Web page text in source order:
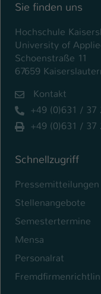
Sie finden uns
Hochschule
University of
Schoenstraße 11
67659
Kontakt
+49 (0)631 / 37
+49 (0)631 / 37
Schnellzugriff
Pressemitteilungen
Stellenangebote
Semestertermine
Mensa
Personalrat
Zweck
ein
zu